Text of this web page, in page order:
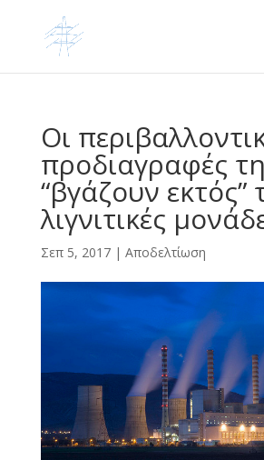
Οι
προδιαγραφές
“βγάζουν εκτός”
λιγνιτικές
Σεπ 5, 2017| Αποδελτίωση